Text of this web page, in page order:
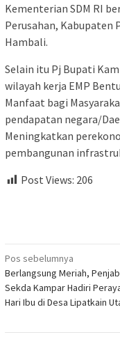
Kementerian SDM RI
Perusahan, Kabupaten
Hambali.
Selain itu Pj Bupati
wilayah kerja EMP
Manfaat bagi
pendapatan negara/
Meningkatkan
pembangunan
Post Views: 206
Navigasi
pos
Pos sebelumnya
Berlangsung Meriah,
Sekda Kampar Hadiri
Hari Ibu di Desa Lipatkain